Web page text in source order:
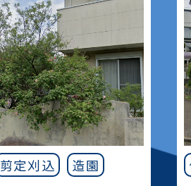
これらのメリットは、人工芝を選択
る際の利点であり、個々のニーズや
境に応じて異なる場合があります。
お庭の環境に応じてうまく活用し
きましょう！
みかん、グミ、エゴノキ、ハナミズ
キ、ジューンベリー、ヤマボウシ、
イズカ、花梨、クロガネモチ、ベ
ナメ、サザンカ、ホルトノキ、つつ
じ、コデマリ"
剪定刈込 造園